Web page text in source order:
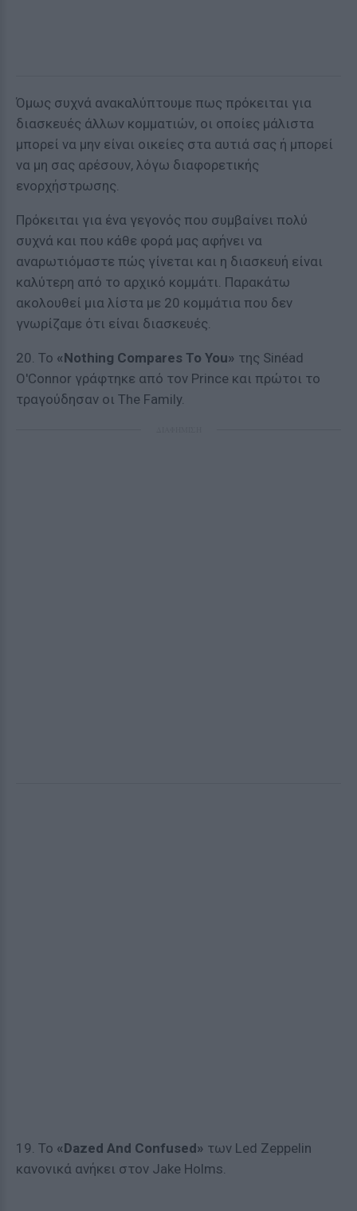
Όμως συχνά ανακαλύπτουμε πως πρόκειται για
διασκευές άλλων κομματιών, οι οποίες μάλιστα
μπορεί να μην είναι οικείες στα αυτιά σας ή μπορεί
να μη σας αρέσουν, λόγω διαφορετικής
ενορχήστρωσης.
Πρόκειται για ένα γεγονός που συμβαίνει πολύ
συχνά και που κάθε φορά μας αφήνει να
αναρωτιόμαστε πώς γίνεται και η διασκευή είναι
καλύτερη από το αρχικό κομμάτι. Παρακάτω
ακολουθεί μια λίστα με 20 κομμάτια που δεν
γνωρίζαμε ότι είναι διασκευές.
20. Το «Nothing Compares To You» της Sinéad
O'Connor γράφτηκε από τον Prince και πρώτοι το
τραγούδησαν οι The Family.
19. Το «Dazed And Confused» των Led Zeppelin
κανονικά ανήκει στον Jake Holms.